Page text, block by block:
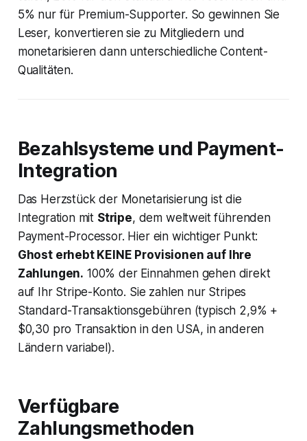
5% nur für Premium-Supporter. So gewinnen Sie
Leser, konvertieren sie zu Mitgliedern und
monetarisieren dann unterschiedliche Content-
Qualitäten.
Bezahlsysteme und Payment-
Integration
Das Herzstück der Monetarisierung ist die
Integration mit Stripe, dem weltweit führenden
Payment-Processor. Hier ein wichtiger Punkt:
Ghost erhebt KEINE Provisionen auf Ihre
Zahlungen. 100% der Einnahmen gehen direkt
auf Ihr Stripe-Konto. Sie zahlen nur Stripes
Standard-Transaktionsgebühren (typisch 2,9% +
$0,30 pro Transaktion in den USA, in anderen
Ländern variabel).
Verfügbare
Zahlungsmethoden